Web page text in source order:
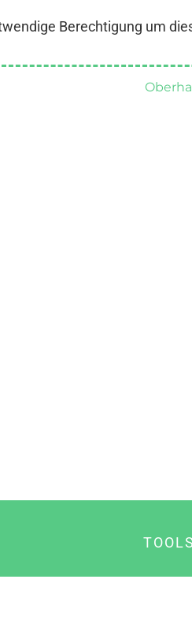
Berechtigung um
TOOLS